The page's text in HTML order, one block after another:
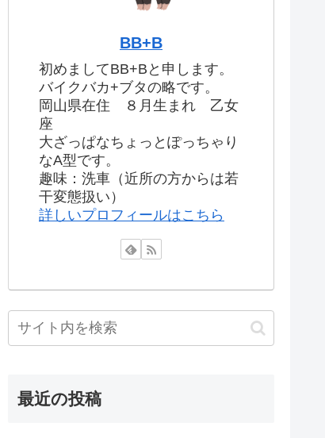
BB+B
初めましてBB+Bと申します。
バイクバカ+ブタの略です。
岡山県在住 ８月生まれ 乙女
座
大ざっぱなちょっとぽっちゃり
なA型です。
趣味：洗車（近所の方からは若
干変態扱い）
詳しいプロフィールはこちら
最近の投稿